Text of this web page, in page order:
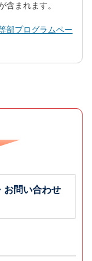
含まれます。
部プログラムペー
お問い合わせ